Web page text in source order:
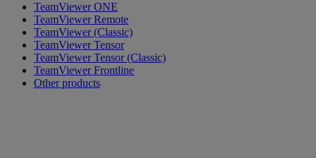
TeamViewer ONE
TeamViewer Remote
TeamViewer (Classic)
TeamViewer Tensor
TeamViewer Tensor (Classic)
TeamViewer Frontline
Other products